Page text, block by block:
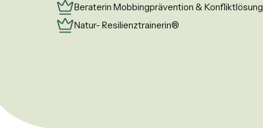
Beraterin Mobbingprävention & Konfliktlösung
Natur- Resilienztrainerin®